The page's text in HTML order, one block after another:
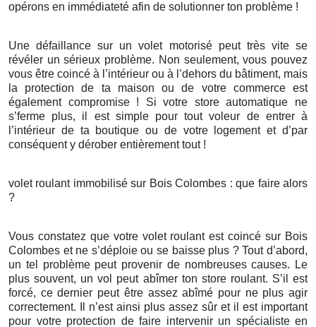
opérons en immédiateté afin de solutionner ton problème !
Une défaillance sur un volet motorisé peut très vite se
révéler un sérieux problème. Non seulement, vous pouvez
vous être coincé à l’intérieur ou à l’dehors du bâtiment, mais
la protection de ta maison ou de votre commerce est
également compromise ! Si votre store automatique ne
s’ferme plus, il est simple pour tout voleur de entrer à
l’intérieur de ta boutique ou de votre logement et d’par
conséquent y dérober entièrement tout !
volet roulant immobilisé sur Bois Colombes : que faire alors
?
Vous constatez que votre volet roulant est coincé sur Bois
Colombes et ne s’déploie ou se baisse plus ? Tout d’abord,
un tel problème peut provenir de nombreuses causes. Le
plus souvent, un vol peut abîmer ton store roulant. S’il est
forcé, ce dernier peut être assez abîmé pour ne plus agir
correctement. Il n’est ainsi plus assez sûr et il est important
pour votre protection de faire intervenir un spécialiste en